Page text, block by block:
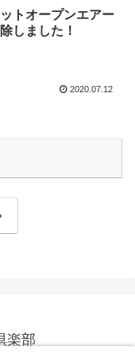
トオープンエアー
しました！
2020.07.12
楽部